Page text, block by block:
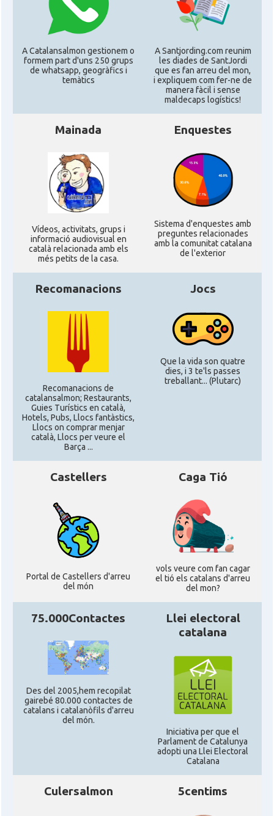
CAMON Catalans a IOWA
CAMON Catalans a IRVINE
CAMON Catalans a Jacksonville
CAMON Catalans a Las Vegas
CAMON Catalans a Los Angeles
CAMON Catalans a Maine, USA
CAMON
CAMON Catalans a NEBRASKA
CAMON Catalans a NEW MEXICO
CAMON Catalans a New Orleans
CAMON CATALANS A NEW YORK
CAMON Catalans a OKLAHOMA
CAMON Catalans a ORLANDO
CAMON
Catalans a Philadelphia,
Catalans a PHOENIX
Catalans a Portland (OR)
CAMON Catalans a PROVIDENCE
CAMON Catalans a RENO
Catalans a SAINT LOUIS
A Catalansalmon gestionem o
formem part d'uns 250 grups
de whatsapp, geogràfics i
temàtics
A Santjording.com reunim
les diades de SantJordi
que es fan arreu del mon,
i expliquem com fer-ne de
manera fàcil i sense
maldecaps logí­stics!
Mainada
Ví­deos, activitats, grups i
informació audiovisual en
català relacionada amb els
més petits de la casa.
Enquestes
Sistema d'enquestes amb
preguntes relacionades
amb la comunitat catalana
de l'exterior
Recomanacions
Recomanacions de
catalansalmon; Restaurants,
Guies Turístics en català,
Hotels, Pubs, Llocs fantàstics,
Llocs on comprar menjar
català, Llocs per veure el
Barça ...
Jocs
Que la vida son quatre
dies, i 3 te'ls passes
treballant... (Plutarc)
Castellers
Portal de Castellers d'arreu
del món
Caga Tió
vols veure com fan cagar
el tió els catalans d'arreu
del mon?
75.000Contactes
Des del 2005,hem recopilat
gairebé 80.000 contactes de
catalans i catalanòfils d'arreu
del món.
Llei electoral
catalana
Iniciativa per que el
Parlament de Catalunya
adopti una Llei Electoral
Catalana
Culersalmon 5centims